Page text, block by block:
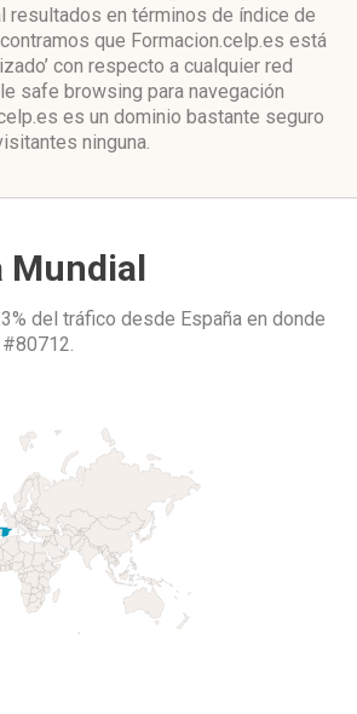
resultados en términos de índice de
que Formacion.celp.es está
con respecto a cualquier red
safe browsing para navegación
es un dominio bastante seguro
ninguna.
Mundial
del tráfico desde España en donde
#80712.